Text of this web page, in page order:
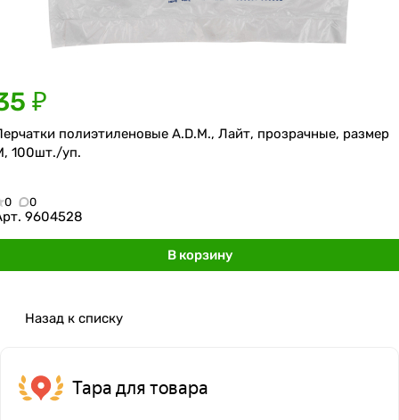
₽
полиэтиленовые A.D.M., Лайт, прозрачные, размер
100шт./уп.
0 0
9604528
В корзину
Назад к списку
Тара для товара